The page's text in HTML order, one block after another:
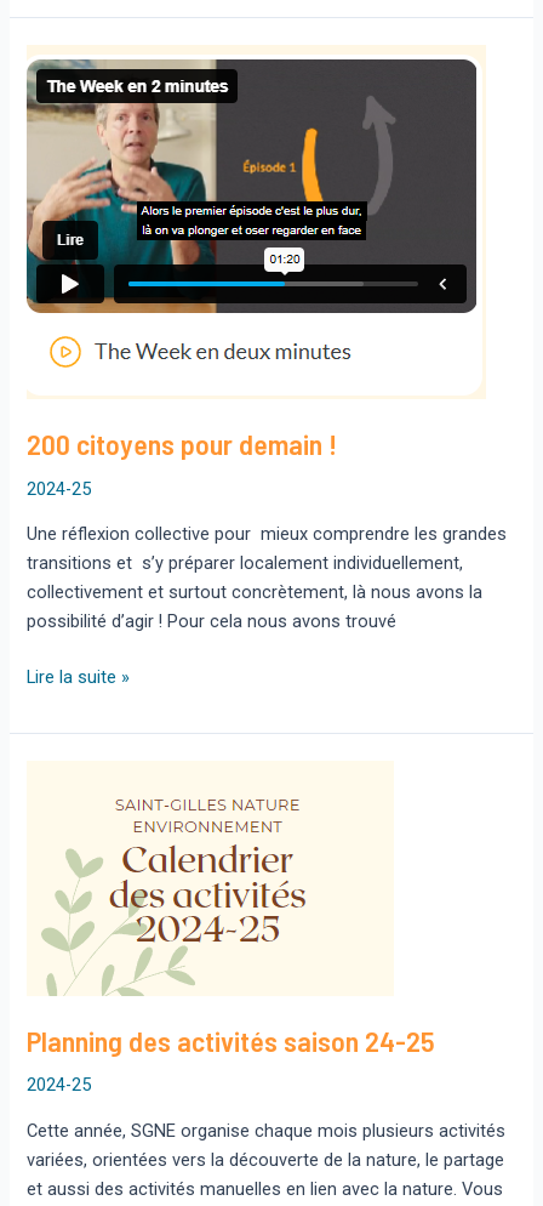
la
Nature
2025
200 citoyens pour demain !
2024-25
Une réflexion collective pour mieux comprendre les grandes
transitions et s’y préparer localement individuellement,
collectivement et surtout concrètement, là nous avons la
possibilité d’agir ! Pour cela nous avons trouvé
200
pour
Lire la suite »
Planning des activités saison 24-25
2024-25
Cette année, SGNE organise chaque mois plusieurs activités
variées, orientées vers la découverte de la nature, le partage
et aussi des activités manuelles en lien avec la nature. Vous